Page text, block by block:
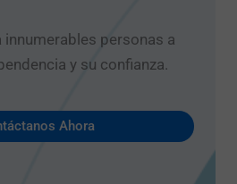
innumerables personas a
y su confianza.
Ahora